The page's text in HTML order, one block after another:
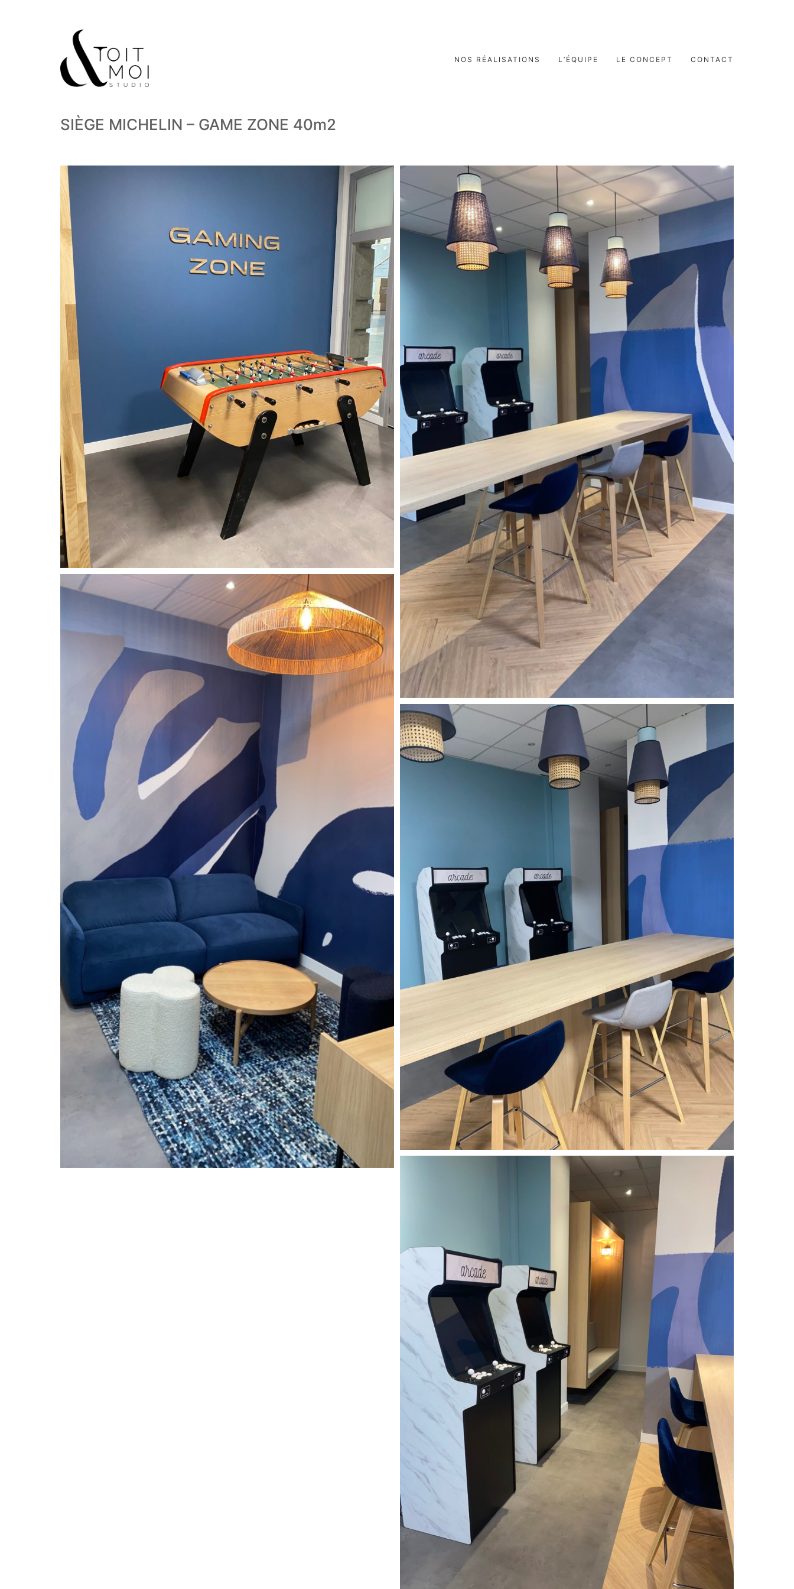
NOS RÉALISATIONS L’ÉQUIPE LE CONCEPT CONTACT
SIÈGE MICHELIN – GAME ZONE 40m2